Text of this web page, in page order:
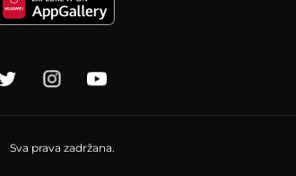
Sva prava zadržana.